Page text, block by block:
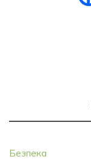
Безпека